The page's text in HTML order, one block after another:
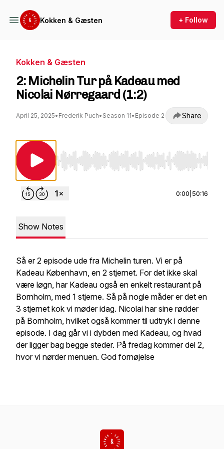
Kokken & Gæsten + Follow
Kokken & Gæsten
2: Michelin Tur på Kadeau med
Nicolai Nørregaard (1:2)
April 25, 2025• Frederik Puch• Season 11• Episode 2 Share
Use Left/Right to seek, Home/End to jump to
0:00 50:16
Show Notes
Så er 2 episode ude fra Michelin turen. Vi er på
Kadeau København, en 2 stjernet. For det ikke skal
være løgn, har Kadeau også en enkelt restaurant på
Bornholm, med 1 stjerne. Så på nogle måder er det en
3 stjernet kok vi møder idag. Nicolai har sine rødder
på Bornholm, hvilket også kommer til udtryk i denne
episode. I dag går vi i dybden med Kadeau, og hvad
der ligger bag begge steder. På fredag kommer del 2,
hvor vi nørder menuen. God fornøjelse